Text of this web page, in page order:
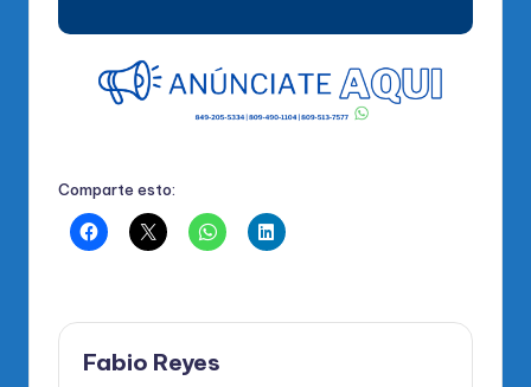
Comparte esto:
Fabio Reyes